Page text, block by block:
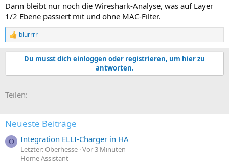
Dann bleibt nur noch die Wireshark-Analyse, was auf Layer
1/2 Ebene passiert mit und ohne MAC-Filter.
R
e
a
n
:
blurrrr
Du musst dich einloggen oder registrieren, um hier zu
antworten.
Teilen:
Neueste Beiträge
O Integration ELLI-Charger in HA
Letzter: Oberhesse Vor 3 Minuten
Home Assistant